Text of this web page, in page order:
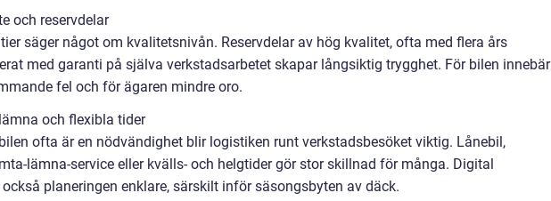
och reservdelar
säger något om kvalitetsnivån. Reservdelar av hög kvalitet, ofta med flera års
med garanti på själva verkstadsarbetet skapar långsiktig trygghet. För bilen innebär
fel och för ägaren mindre oro.
och flexibla tider
bilen ofta är en nödvändighet blir logistiken runt verkstadsbesöket viktig. Lånebil,
lämna-service eller kvälls- och helgtider gör stor skillnad för många. Digital
planeringen enklare, särskilt inför säsongsbyten av däck.